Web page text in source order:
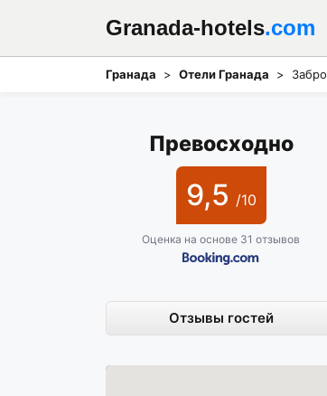
Granada-hotels.com
Гранада Отели Гранада
Превосходно
9,5 /10
Оценка на основе 31 отзывов
Отзывы гостей